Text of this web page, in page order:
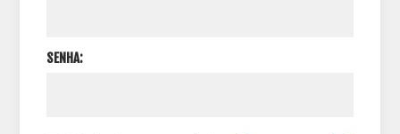
SENHA: